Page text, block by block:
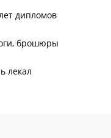
дипломов
брошюры
лекал